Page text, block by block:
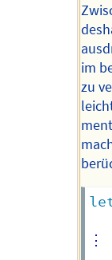
im
zu
⋮